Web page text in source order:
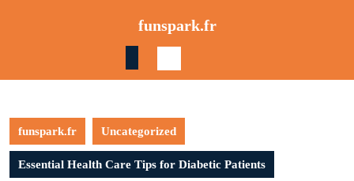
funspark.fr
funspark.fr Uncategorized
Essential Health Care Tips for Diabetic Patients